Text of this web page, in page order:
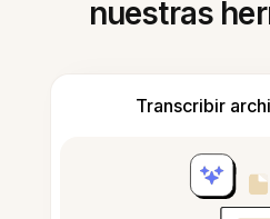
nuestras
Transcribir